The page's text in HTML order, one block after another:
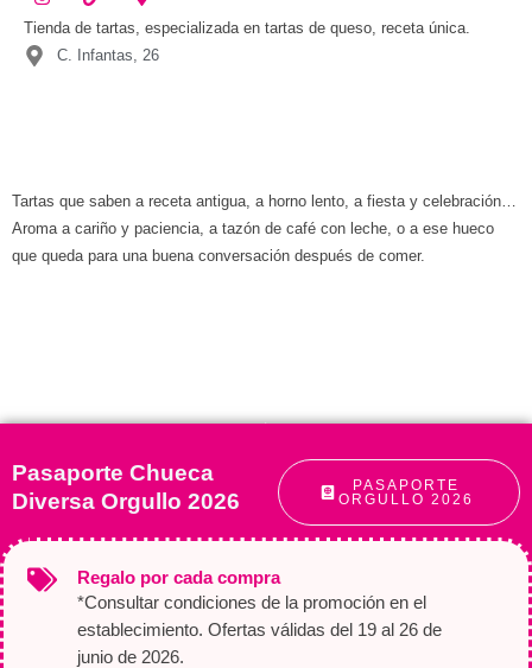
Tienda de tartas, especializada en tartas de queso, receta única.
C. Infantas, 26
Tartas que saben a receta antigua, a horno lento, a fiesta y celebración…
Aroma a cariño y paciencia, a tazón de café con leche, o a ese hueco
que queda para una buena conversación después de comer.
Pasaporte Chueca
Diversa Orgullo 2026
PASAPORTE
ORGULLO 2026
Regalo por cada compra
*Consultar condiciones de la promoción en el
establecimiento. Ofertas válidas del 19 al 26 de
junio de 2026.